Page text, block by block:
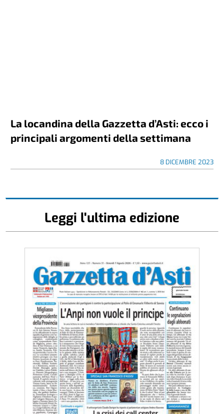
La locandina della Gazzetta d’Asti: ecco i
principali argomenti della settimana
8 DICEMBRE 2023
Leggi l'ultima edizione